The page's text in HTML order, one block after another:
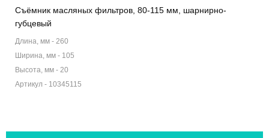
Съёмник масляных фильтров, 80-115 мм, шарнирно-
губцевый
Длина, мм - 260
Ширина, мм - 105
Высота, мм - 20
Артикул - 10345115